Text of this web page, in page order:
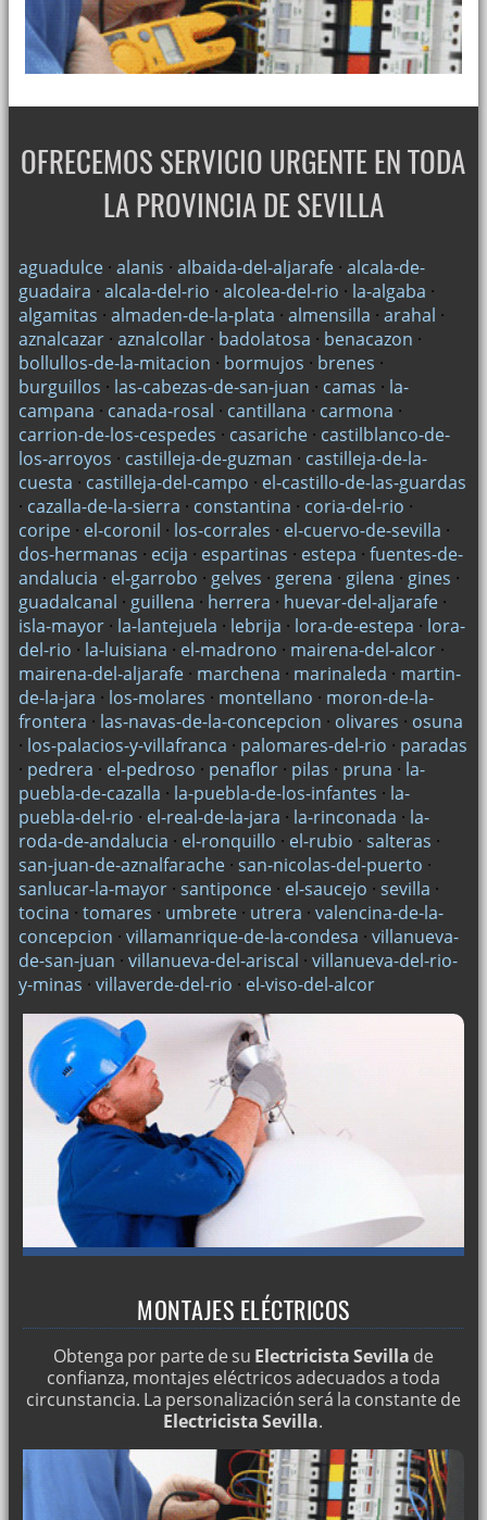
OFRECEMOS SERVICIO URGENTE EN TODA
LA PROVINCIA DE SEVILLA
aguadulce· alanis · albaida-del-aljarafe· alcala-de-
guadaira · alcala-del-rio · alcolea-del-rio · la-algaba ·
algamitas · almaden-de-la-plata · almensilla · arahal ·
aznalcazar· aznalcollar· badolatosa · benacazon ·
bollullos-de-la-mitacion · bormujos · brenes ·
burguillos · las-cabezas-de-san-juan · camas · la-
campana · canada-rosal · cantillana · carmona ·
carrion-de-los-cespedes · casariche· castilblanco-de-
los-arroyos · castilleja-de-guzman · castilleja-de-la-
cuesta · castilleja-del-campo · el-castillo-de-las-guardas
· cazalla-de-la-sierra · constantina · coria-del-rio ·
coripe· el-coronil · los-corrales · el-cuervo-de-sevilla ·
dos-hermanas · ecija · espartinas · estepa · fuentes-de-
andalucia · el-garrobo · gelves · gerena · gilena · gines ·
guadalcanal · guillena · herrera · huevar-del-aljarafe·
isla-mayor· la-lantejuela · lebrija · lora-de-estepa · lora-
del-rio · la-luisiana · el-madrono · mairena-del-alcor·
mairena-del-aljarafe· marchena · marinaleda · martin-
de-la-jara · los-molares · montellano · moron-de-la-
frontera · las-navas-de-la-concepcion · olivares · osuna
· los-palacios-y-villafranca · palomares-del-rio · paradas
· pedrera · el-pedroso · penaflor· pilas · pruna · la-
puebla-de-cazalla · la-puebla-de-los-infantes · la-
puebla-del-rio · el-real-de-la-jara · la-rinconada · la-
roda-de-andalucia · el-ronquillo · el-rubio · salteras ·
san-juan-de-aznalfarache· san-nicolas-del-puerto ·
sanlucar-la-mayor· santiponce· el-saucejo · sevilla ·
tocina · tomares · umbrete· utrera · valencina-de-la-
concepcion · villamanrique-de-la-condesa · villanueva-
de-san-juan · villanueva-del-ariscal · villanueva-del-rio-
y-minas · villaverde-del-rio · el-viso-del-alcor
MONTAJES ELÉCTRICOS
Obtenga por parte de su Electricista Sevilla de
confianza, montajes eléctricos adecuados a toda
circunstancia. La personalización será la constante de
Electricista Sevilla.